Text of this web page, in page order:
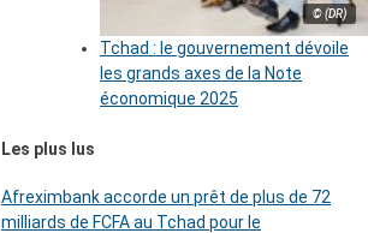
© (DR)
Tchad : le gouvernement dévoile
les grands axes de la Note
économique 2025
Les plus lus
Afreximbank accorde un prêt de plus de 72
milliards de FCFA au Tchad pour le